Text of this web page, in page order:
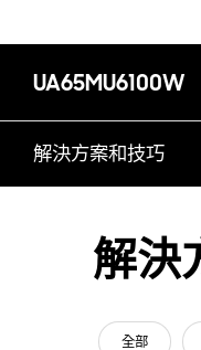
UA65MU6100W
解決方案和技巧
解決
全部